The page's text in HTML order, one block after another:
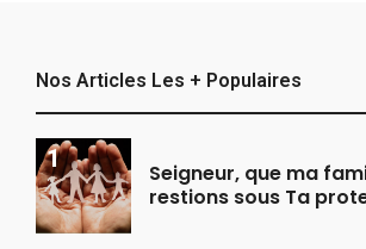
Nos Articles Les + Populaires
Seigneur, que ma
restions sous Ta